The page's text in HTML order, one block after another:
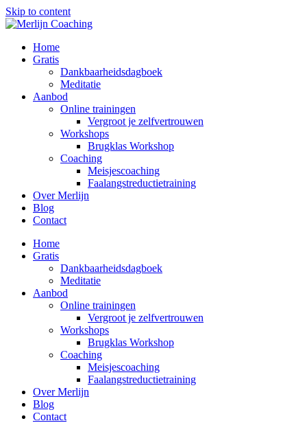
Skip to content
Home
Gratis
Dankbaarheidsdagboek
Meditatie
Aanbod
Online trainingen
Vergroot je zelfvertrouwen
Workshops
Brugklas Workshop
Coaching
Meisjescoaching
Faalangstreductietraining
Over Merlijn
Blog
Contact
Home
Gratis
Dankbaarheidsdagboek
Meditatie
Aanbod
Online trainingen
Vergroot je zelfvertrouwen
Workshops
Brugklas Workshop
Coaching
Meisjescoaching
Faalangstreductietraining
Over Merlijn
Blog
Contact